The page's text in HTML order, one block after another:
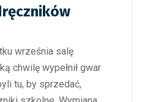
września salę
chwilę wypełnił gwar
tu, by sprzedać,